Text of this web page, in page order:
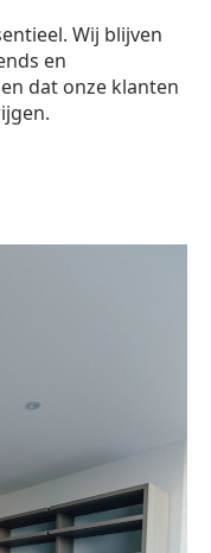
Wij blijven
en
dat onze klanten